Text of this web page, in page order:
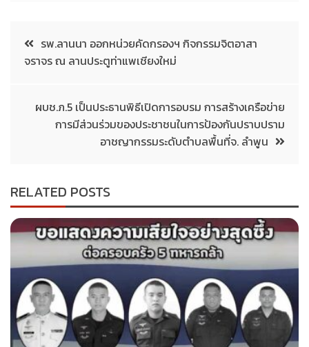
รพ.ลานนา ออกหน่วยคัดกรองฯ กิจกรรมจิตอาสา
จราจร ณ ลานประตูท่าแพเชียงใหม่
ผบช.ภ.5 เป็นประธานพิธีเปิดการอบรม การสร้างเครือข่าย
การมีส่วนร่วมของประชาชนในการป้องกันปราบปราม
อาชญากรรมระดับตำบลพื้นที่จ. ลำพูน
RELATED POSTS